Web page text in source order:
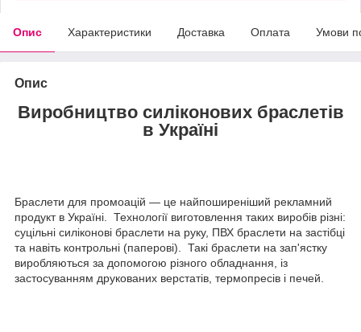
Опис Характеристики Доставка Оплата Умови
Опис
Виробництво силіконових браслетів
в Україні
Браслети для промоацій — це найпоширеніший рекламний
продукт в Україні. Технології виготовлення таких виробів різні:
суцільні силіконові браслети на руку, ПВХ браслети на застібці
та навіть контрольні (паперові). Такі браслети на зап'ястку
виробляються за допомогою різного обладнання, із
застосуванням друкованих верстатів, термопресів і печей.